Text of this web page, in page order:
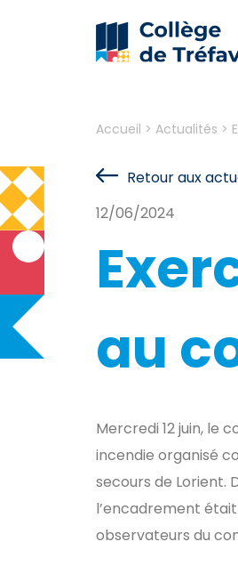
Accueil > Actualités >
Retour aux
12/06/2024
au
Mercredi 12 juin, le
incendie organisé
secours de Lorient.
l’encadrement
observateurs du